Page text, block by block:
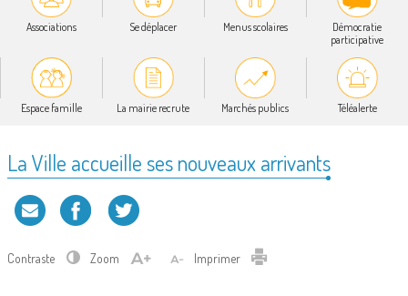
Associations Se déplacer Menus scolaires
Démocratie
participative
Espace famille La mairie recrute Marchés publics Téléalerte
La Ville accueille ses nouveaux arrivants
Contraste Zoom Imprimer